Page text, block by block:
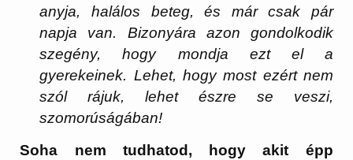
anyja, halálos beteg, és már csak pár
napja van. Bizonyára azon gondolkodik
szegény, hogy mondja ezt el a
gyerekeinek. Lehet, hogy most ezért nem
szól rájuk, lehet észre se veszi,
szomorúságában!
Soha nem tudhatod, hogy akit épp